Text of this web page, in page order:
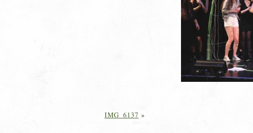
IMG_6137 »